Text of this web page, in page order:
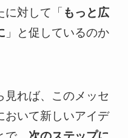
対して「 もっと広
」と促しているのか
見れば、このメッセ
おいて新しいアイデ